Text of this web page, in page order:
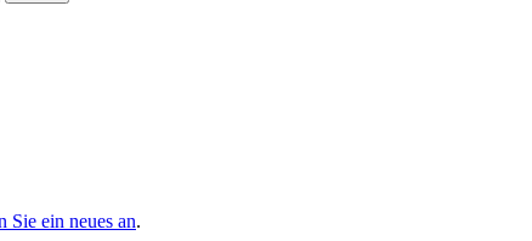
Sie ein neues an.